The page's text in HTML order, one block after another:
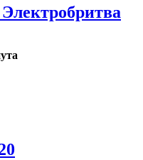
Электробритва